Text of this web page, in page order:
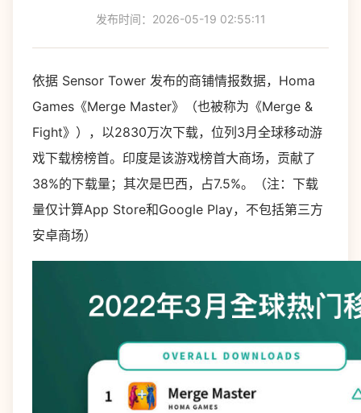
发布时间：2026-05-19 02:55:11
依据 Sensor Tower 发布的商铺情报数据，Homa
Games《Merge Master》（也被称为《Merge &
Fight》），以2830万次下载，位列3月全球移动游
戏下载榜榜首。印度是该游戏榜首大商场，贡献了
38%的下载量；其次是巴西，占7.5%。（注：下载
量仅计算App Store和Google Play，不包括第三方
安卓商场）